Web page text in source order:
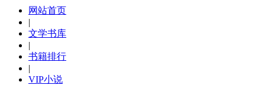
网站首页
|
文学书库
|
书籍排行
|
VIP小说